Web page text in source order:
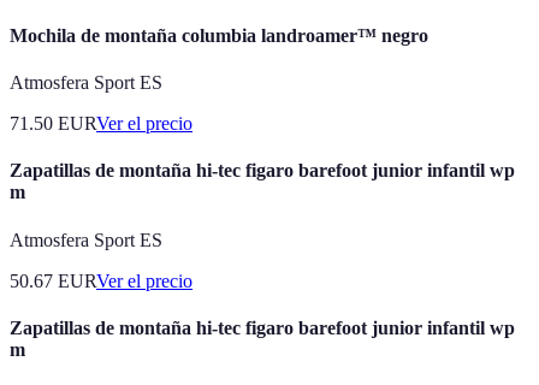
Mochila de montaña columbia landroamer™ negro
Atmosfera Sport ES
71.50 EURVer el precio
Zapatillas de montaña hi-tec figaro barefoot junior infantil wp
m
Atmosfera Sport ES
50.67 EURVer el precio
Zapatillas de montaña hi-tec figaro barefoot junior infantil wp
m